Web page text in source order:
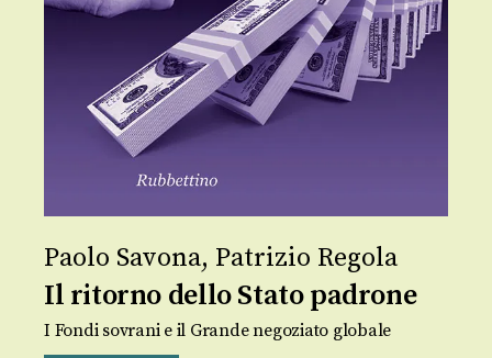
Paolo Savona, Patrizio Regola
Il ritorno dello Stato padrone
I Fondi sovrani e il Grande negoziato globale